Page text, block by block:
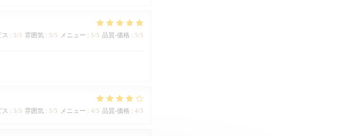
ス : 5/5 雰囲気: 5/5 メニュー : 5/5 品質-価格 : 5/5
ス : 5/5 雰囲気: 5/5 メニュー : 4/5 品質-価格 : 4/5